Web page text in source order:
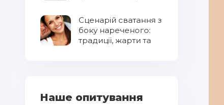
Сценарій сватання з
боку нареченого:
традиції, жарти та
Наше опитування